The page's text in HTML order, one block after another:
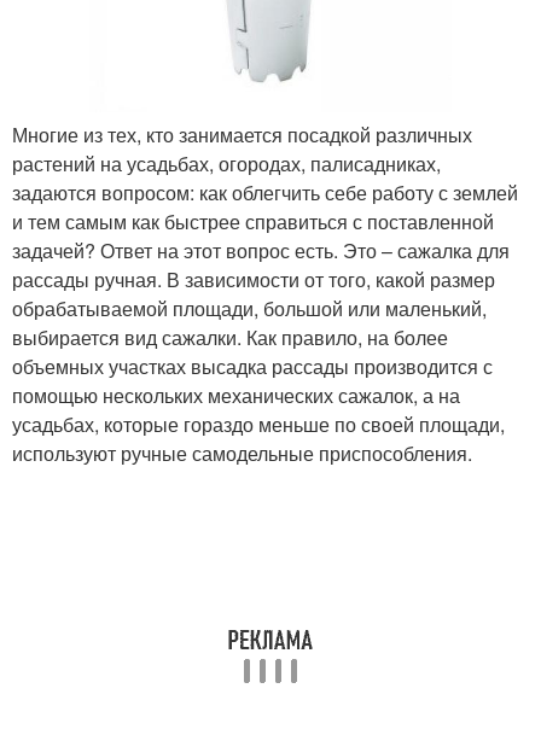
Многие из тех, кто занимается посадкой различных
растений на усадьбах, огородах, палисадниках,
задаются вопросом: как облегчить себе работу с землей
и тем самым как быстрее справиться с поставленной
задачей? Ответ на этот вопрос есть. Это – сажалка для
рассады ручная. В зависимости от того, какой размер
обрабатываемой площади, большой или маленький,
выбирается вид сажалки. Как правило, на более
объемных участках высадка рассады производится с
помощью нескольких механических сажалок, а на
усадьбах, которые гораздо меньше по своей площади,
используют ручные самодельные приспособления.